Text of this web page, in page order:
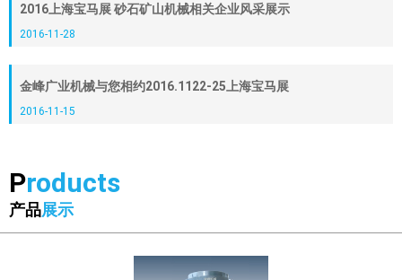
2016上海宝马展 砂石矿山机械相关企业风采展示
2016-11-28
金峰广业机械与您相约2016.1122-25上海宝马展
2016-11-15
Products
产品展示